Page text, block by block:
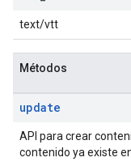
text/vtt
Métodos
update
API para crear
contenido ya existe